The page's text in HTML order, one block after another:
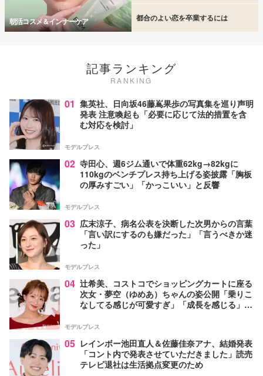
朝活コスメ＆インナーケア 都合のよい恋を卒業するには
記事ランキング
RANKING
01 集英社、日向坂46藤嶌果歩の写真集を巡り声明
発表 注意喚起も「必要に応じて法的措置を含
む対応を検討」
モデルプレス
02 寺田心、週6ジム通いで体重62kg→82kgに
110kgのベンチプレス持ち上げる姿披露「胸板
の厚みすごい」「かっこいい」と反響
モデルプレス
03 広末涼子、病名公表を決断した次男からの言葉
「言い訳にするのも嫌だった」「言うべきか迷
った」
モデルプレス
04 辻希美、コストコでショッピングカートに座る
次女・夢空（ゆめあ）ちゃんの姿公開「乗りこ
なしてる感じが可愛すぎ」「成長を感じる」の
モデルプレス
05 レインボー池田直人＆佐藤佳奈アナ、結婚発表
「コント内で発表させていただきました」読売
テレビ退社は生活拠点変更のため